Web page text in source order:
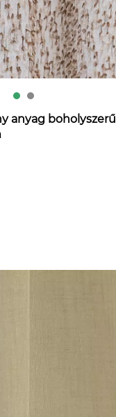
anyag boholyszerű